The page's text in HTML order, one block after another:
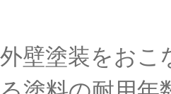
外壁塗装をおこ